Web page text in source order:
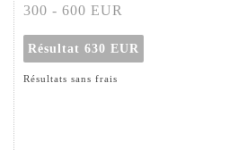
300 - 600 EUR
Résultat 630 EUR
Résultats sans frais